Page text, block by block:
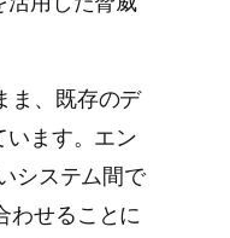
ま、既存のデ
います。エン
システム間で
わせることに